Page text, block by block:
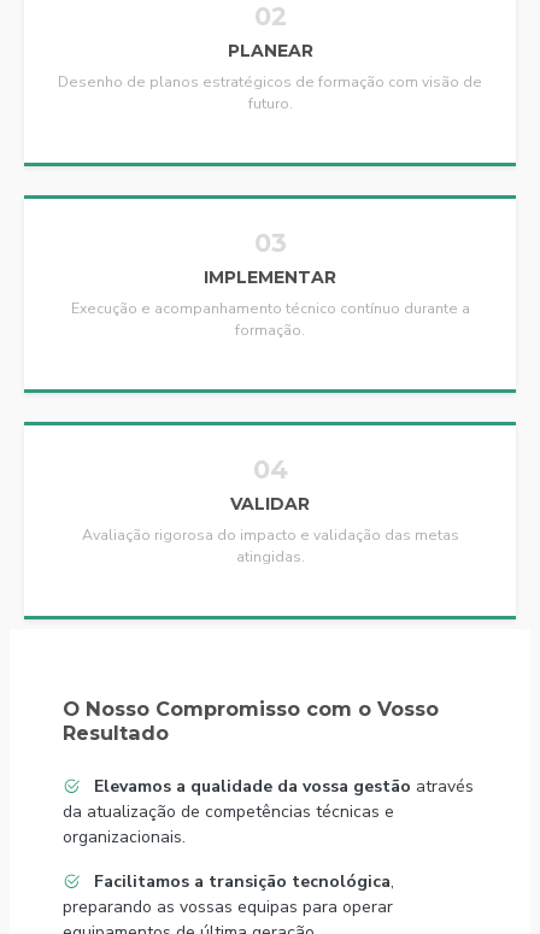
02
PLANEAR
Desenho de planos estratégicos de formação com visão de
futuro.
03
IMPLEMENTAR
Execução e acompanhamento técnico contínuo durante a
formação.
04
VALIDAR
Avaliação rigorosa do impacto e validação das metas
atingidas.
O Nosso Compromisso com o Vosso
Resultado
Elevamos a qualidade da vossa gestão através
da atualização de competências técnicas e
organizacionais.
Facilitamos a transição tecnológica,
preparando as vossas equipas para operar